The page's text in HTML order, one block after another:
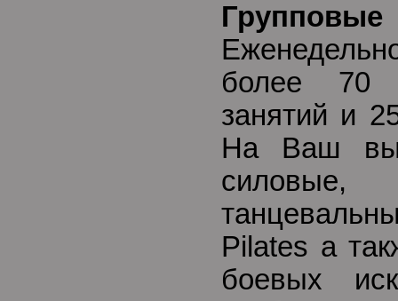
более 70
занятий и
На Ваш
Pilates а
боевых